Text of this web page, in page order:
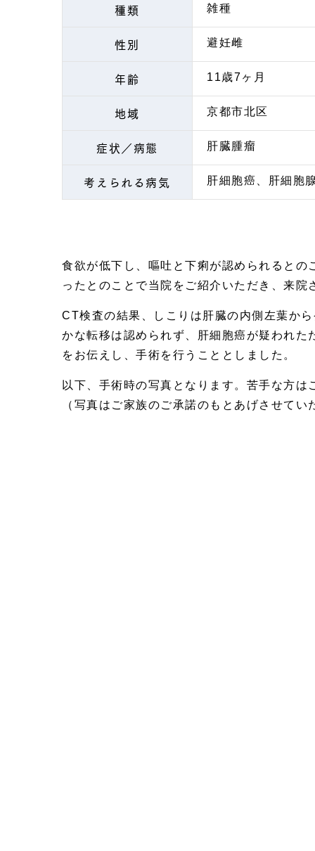
種類 雑種
性別 避妊雌
年齢 11歳7ヶ月
地域 京都市北区
症状／病態 肝臓腫瘤
考えられる病気 肝細胞癌、肝細胞
食欲が低下し、嘔吐と下痢が認められると
ったとのことで当院をご紹介いただき、来院
CT検査の結果、しこりは肝臓の内側左葉か
かな転移は認められず、肝細胞癌が疑われ
をお伝えし、手術を行うこととしました。
以下、手術時の写真となります。苦手な方は
（写真はご家族のご承諾のもとあげさせてい